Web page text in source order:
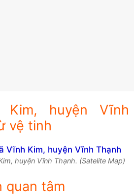
Kim, huyện Vĩnh
vệ tinh
huyện Vĩnh Thạnh. (Satelite Map)
quan tâm